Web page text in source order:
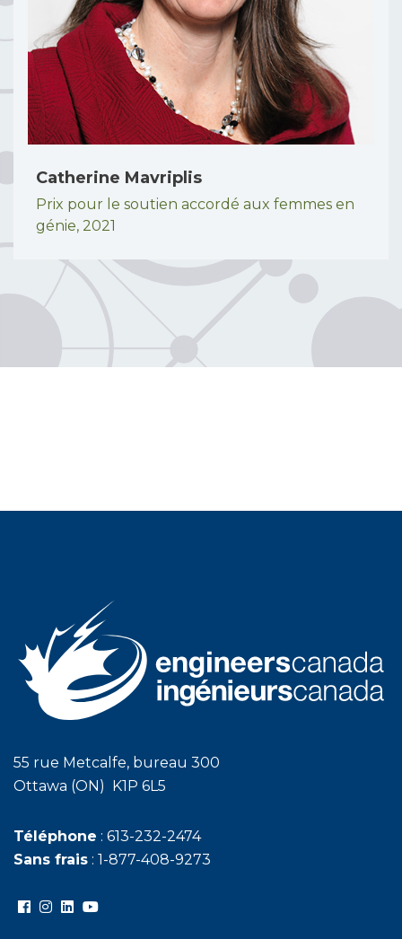
Catherine Mavriplis
Prix pour le soutien accordé aux femmes en
génie, 2021
55 rue Metcalfe, bureau 300
Ottawa (ON) K1P 6L5
Téléphone : 613-232-2474
Sans frais : 1-877-408-9273